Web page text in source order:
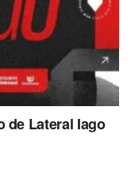
de Lateral Iago